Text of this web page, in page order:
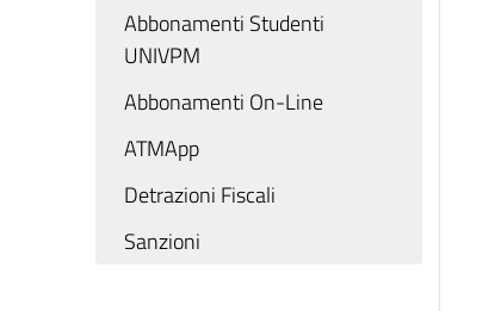
Abbonamenti Studenti
UNIVPM
Abbonamenti On-Line
ATMApp
Detrazioni Fiscali
Sanzioni